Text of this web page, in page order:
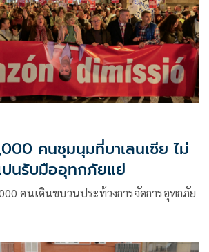
คนชุมนุมที่บาเลนเซีย ไม่
ปนรับมืออุทกภัยแย่
คนเดินขบวนประท้วงการจัดการอุทกภัย